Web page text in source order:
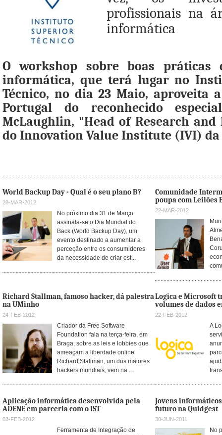
profissionais na
informática
O workshop sobre boas práticas
informática, que terá lugar no
Técnico, no dia 23 Maio, aproveita
Portugal do reconhecido
McLaughlin, "Head of Research and
do Innovation Value Institute (IVI)
World Backup Day - Qual é o seu plano B?
28-MAR-2012
No próximo dia 31 de Março
assinala-se o Dia Mundial do
Back (World Backup Day), um
evento destinado a aumentar a
perceção entre os consumidores
da necessidade de criar est...
Comunidade
poupa com Leilões
22-MAR-2012
Richard Stallman, famoso hacker, dá palestra
na UMinho
24-FEB-2012
Criador da Free Software
Foundation fala na terça-feira, em
Braga, sobre as leis e lobbies que
ameaçam a liberdade online
Richard Stallman, um dos maiores
hackers mundiais, vem na ...
Logica e Microsoft
volumes de dados
22-FEB-2012
A
Aplicação informática desenvolvida pela
ADENE em parceria com o IST
03-FEB-2012
Ferramenta de Integração de
Jovens
futuro na Quidgest
30-JUN-2011
No